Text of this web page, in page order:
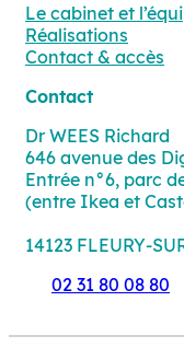
Le cabinet et
Réalisations
Contact & accès
Contact
Dr WEES Richard
646 avenue des
Entrée n°6, parc
(entre Ikea et
14123 FLEURY-
02 31 80 08 80